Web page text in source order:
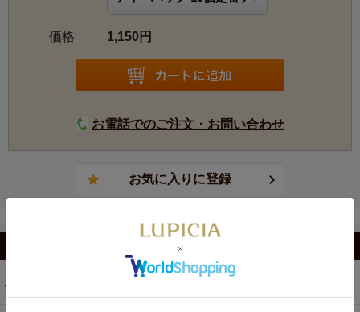
価格 1,150円
お電話でのご注文・お問い合わせ
お茶